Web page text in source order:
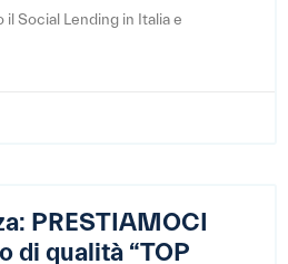
Social Lending in Italia e
PRESTIAMOCI
di qualità “TOP